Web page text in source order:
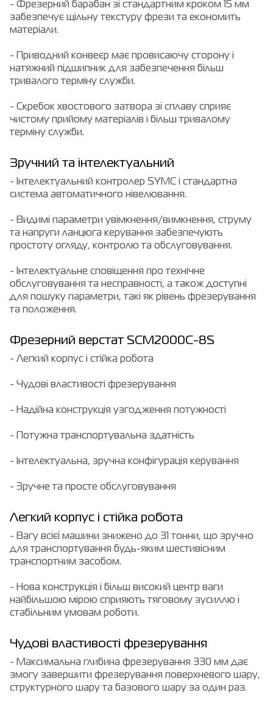
- Фрезерний барабан зі стандартним кроком 15 мм
забезпечує щільну текстуру фрези та економить
матеріали.
- Приводний конвеєр має провисаючу сторону і
натяжний підшипник для забезпечення більш
тривалого терміну служби.
- Скребок хвостового затвора зі сплаву сприяє
чистому прийому матеріалів і більш тривалому
терміну служби.
Зручний та інтелектуальний
- Інтелектуальний контролер SYMC і стандартна
система автоматичного нівелювання.
- Видимі параметри увімкнення/вимкнення, струму
та напруги ланцюга керування забезпечують
простоту огляду, контролю та обслуговування.
- Інтелектуальне сповіщення про технічне
обслуговування та несправності, а також доступні
для пошуку параметри, такі як рівень фрезерування
та положення.
Фрезерний верстат SCM2000C-8S
- Легкий корпус і стійка робота
- Чудові властивості фрезерування
- Надійна конструкція узгодження потужності
- Потужна транспортувальна здатність
- Інтелектуальна, зручна конфігурація керування
- Зручне та просте обслуговування
Легкий корпус і стійка робота
- Вагу всієї машини знижено до 31 тонни, що зручно
для транспортування будь-яким шестивісним
транспортним засобом.
- Нова конструкція і більш високий центр ваги
найбільшою мірою сприяють тяговому зусиллю і
стабільним умовам роботи.
Чудові властивості фрезерування
- Максимальна глибина фрезерування 330 мм дає
змогу завершити фрезерування поверхневого шару,
структурного шару та базового шару за один раз.